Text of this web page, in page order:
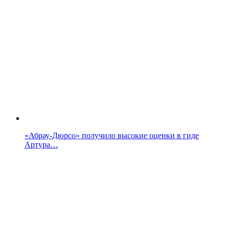
«Абрау-Дюрсо» получило высокие оценки в гиде
Артура…